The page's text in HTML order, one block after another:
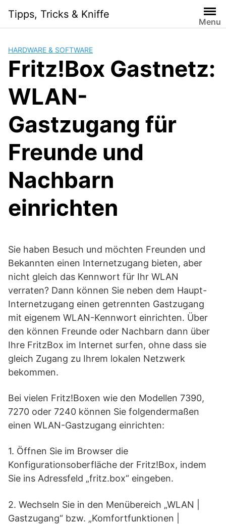
content
Tipps, Tricks & Kniffe
Menu
HARDWARE & SOFTWARE
Fritz!Box Gastnetz:
WLAN-
Gastzugang für
Freunde und
Nachbarn
einrichten
Sie haben Besuch und möchten Freunden und
Bekannten einen Internetzugang bieten, aber
nicht gleich das Kennwort für Ihr WLAN
verraten? Dann können Sie neben dem Haupt-
Internetzugang einen getrennten Gastzugang
mit eigenem WLAN-Kennwort einrichten. Über
den können Freunde oder Nachbarn dann über
Ihre FritzBox im Internet surfen, ohne dass sie
gleich Zugang zu Ihrem lokalen Netzwerk
bekommen.
Bei vielen Fritz!Boxen wie den Modellen 7390,
7270 oder 7240 können Sie folgendermaßen
einen WLAN-Gastzugang einrichten:
1. Öffnen Sie im Browser die
Konfigurationsoberfläche der Fritz!Box, indem
Sie ins Adressfeld „fritz.box“ eingeben.
2. Wechseln Sie in den Menübereich „WLAN |
Gastzugang“ bzw. „Komfortfunktionen |